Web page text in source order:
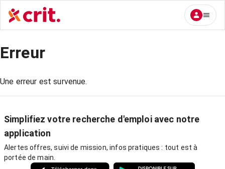
Erreur
Une erreur est survenue.
Simplifiez votre recherche d'emploi avec notre
application
Alertes offres, suivi de mission, infos pratiques : tout est à
portée de main.